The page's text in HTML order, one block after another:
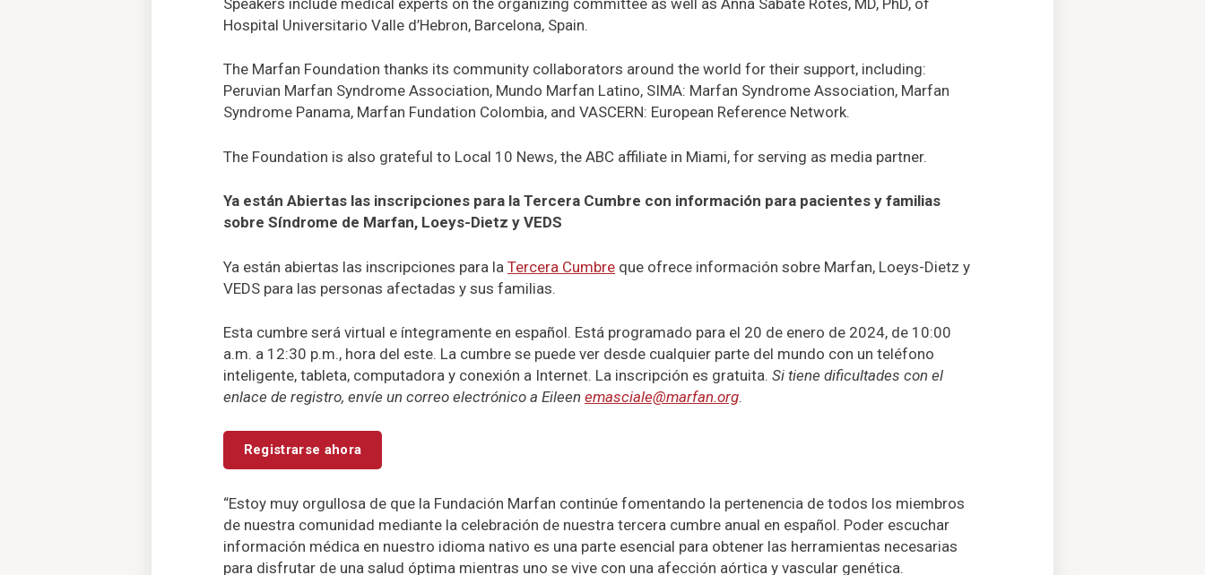
Hospital Universitario Valle d’Hebron, Barcelona, Spain.
The Marfan Foundation thanks its community collaborators around the world for their support, including:
Peruvian Marfan Syndrome Association, Mundo Marfan Latino, SIMA: Marfan Syndrome Association, Marfan
Syndrome Panama, Marfan Fundation Colombia, and VASCERN: European Reference Network.
The Foundation is also grateful to Local 10 News, the ABC affiliate in Miami, for serving as media partner.
Ya están Abiertas las inscripciones para la Tercera Cumbre con información para pacientes y familias
sobre Síndrome de Marfan, Loeys-Dietz y VEDS
Ya están abiertas las inscripciones para la Tercera Cumbre que ofrece información sobre Marfan, Loeys-Dietz y
VEDS para las personas afectadas y sus familias.
Esta cumbre será virtual e íntegramente en español. Está programado para el 20 de enero de 2024, de 10:00
a.m. a 12:30 p.m., hora del este. La cumbre se puede ver desde cualquier parte del mundo con un teléfono
inteligente, tableta, computadora y conexión a Internet. La inscripción es gratuita. Si tiene dificultades con el
enlace de registro, envíe un correo electrónico a Eileen emasciale@marfan.org.
Registrarse ahora
“Estoy muy orgullosa de que la Fundación Marfan continúe fomentando la pertenencia de todos los miembros
de nuestra comunidad mediante la celebración de nuestra tercera cumbre anual en español. Poder escuchar
información médica en nuestro idioma nativo es una parte esencial para obtener las herramientas necesarias
para disfrutar de una salud óptima mientras uno se vive con una afección aórtica y vascular genética.